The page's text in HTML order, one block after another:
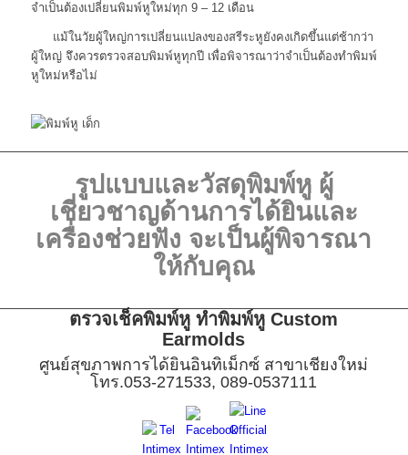
จำเป็นต้องเปลี่ยนพิมพ์หูใหม่ทุก 9 – 12 เดือน
แม้ในวัยผู้ใหญ่การเปลี่ยนแปลงของสรีระหูยังคงเกิดขึ้นแต่ช้ากว่า
ผู้ใหญ่ จึงควรตรวจสอบพิมพ์หูทุกปี เพื่อพิจารณาว่าจำเป็นต้องทำพิมพ์
หูใหม่หรือไม่
รูปแบบและวัสดุพิมพ์หู ผู้
เชี่ยวชาญด้านการได้ยินและ
เครื่องช่วยฟัง จะเป็นผู้พิจารณา
ให้กับคุณ
ตรวจเช็คพิมพ์หู ทำพิมพ์หู Custom
Earmolds
ศูนย์สุขภาพการได้ยินอินทิเม็กซ์ สาขาเชียงใหม่
โทร.053-271533, 089-0537111